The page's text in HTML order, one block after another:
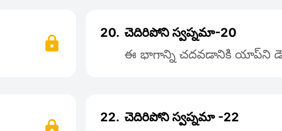
20. చెదిరిపోని స్వప్నమా-20
ఈ భాగాన్ని చదవడానికి యాప్‌ని
22. చెదిరిపోని స్వప్నమా -22